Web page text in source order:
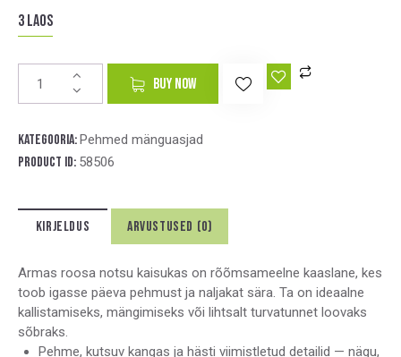
3 laos
BUY NOW
e
:
Kategooria:Pehmed mänguasjad
Product ID: 58506
KIRJELDUS ARVUSTUSED (0)
Armas roosa notsu kaisukas on rõõmsameelne kaaslane, kes
toob igasse päeva pehmust ja naljakat sära. Ta on ideaalne
kallistamiseks, mängimiseks või lihtsalt turvatunnet loovaks
sõbraks.
Pehme, kutsuv kangas ja hästi viimistletud detailid — nägu,